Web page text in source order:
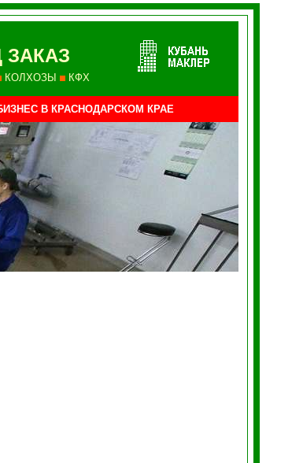
КОЛХОЗЫ КФХ
В КРАСНОДАРСКОМ КРАЕ